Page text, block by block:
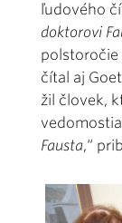
ľudového
doktorovi
polstoročie
čítal aj
žil človek,
Fausta,“